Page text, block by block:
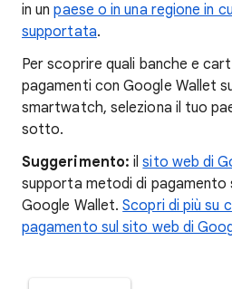
in unpaese o in una regione in
supportata.
Per scoprire quali banche e
pagamenti con Google Wallet
smartwatch, seleziona il tuo
sotto.
Suggerimento: ilsito web di
supporta metodi di pagamento
Google Wallet.Scopri di più su
pagamento sul sito web di